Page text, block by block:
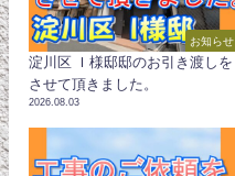
お知らせ
淀川区 Ｉ様邸邸のお引き渡しを
させて頂きました。
2026.08.03